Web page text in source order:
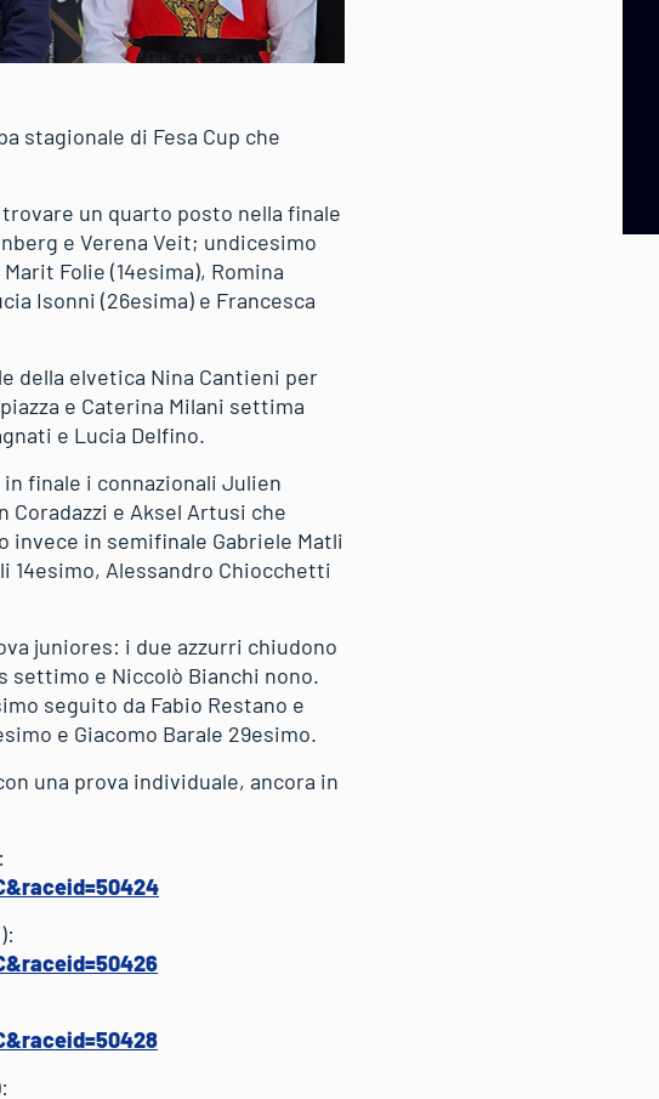
stagionale di Fesa Cup che
un quarto posto nella finale
e Verena Veit; undicesimo
Folie (14esima), Romina
Isonni (26esima) e Francesca
della elvetica Nina Cantieni per
e Caterina Milani settima
e Lucia Delfino.
finale i connazionali Julien
Coradazzi e Aksel Artusi che
in semifinale Gabriele Matli
14esimo, Alessandro Chiocchetti
juniores: i due azzurri chiudono
settimo e Niccolò Bianchi nono.
seguito da Fabio Restano e
e Giacomo Barale 29esimo.
una prova individuale, ancora in